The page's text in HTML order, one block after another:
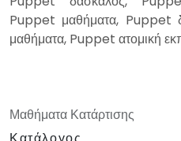
Puppet μαθήματα, Puppet
μαθήματα, Puppet ατομική
Μαθήματα Κατάρτισης